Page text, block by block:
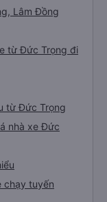
Lâm Đồng
từ Đức Trọng đi
từ Đức Trọng
nhà xe Đức
chạy tuyến